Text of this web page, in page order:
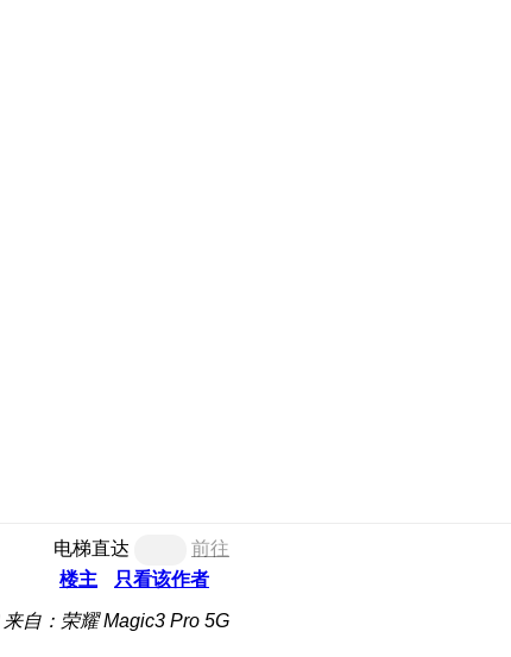
电梯直达
前往
楼主
只看该作者
来自：荣耀 Magic3 Pro 5G